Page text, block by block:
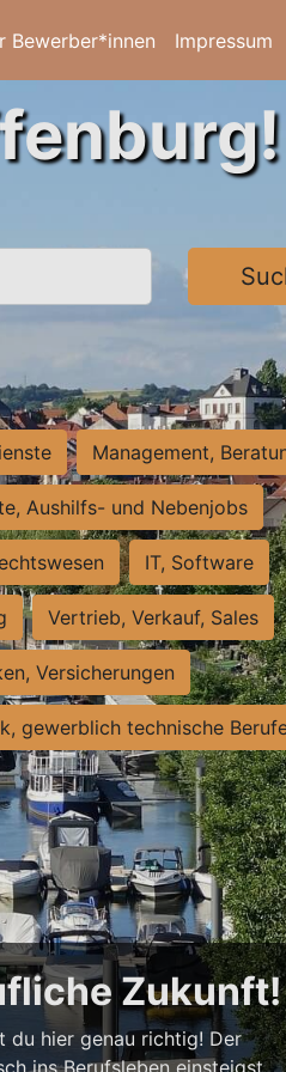
Bewerber*innen Impressum
Management,
Aushilfs- und Nebenjobs
IT, Software
Vertrieb, Verkauf, Sales
Versicherungen
gewerblich technische
Zukunft!
du hier genau richtig! Der